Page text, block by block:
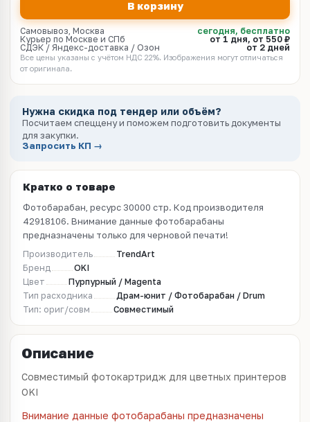
В корзину
Самовывоз, Москва
сегодня, бесплатно
Курьер по Москве и СПб
от 1 дня, от 550 ₽
СДЭК / Яндекс-доставка / Озон
от 2 дней
Все цены указаны с учётом НДС 22%. Изображения могут отличаться
от оригинала.
Нужна скидка под тендер или объём?
Посчитаем спеццену и поможем подготовить документы
для закупки.
Запросить КП →
Кратко о товаре
Фотобарабан, ресурс 30000 стр. Код производителя
42918106. Внимание данные фотобарабаны
предназначены только для черновой печати!
Производитель
TrendArt
Бренд
OKI
Цвет
Пурпурный / Magenta
Тип расходника
Драм-юнит / Фотобарабан / Drum
Тип: ориг/совм
Совместимый
Описание
Совместимый фотокартридж для цветных принтеров
OKI
Внимание данные фотобарабаны предназначены